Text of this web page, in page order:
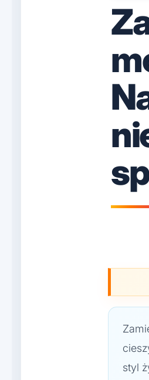
styl